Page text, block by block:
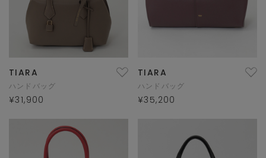
TIARA
ハンドバッグ
¥31,900
TIARA
ハンドバッグ
¥35,200